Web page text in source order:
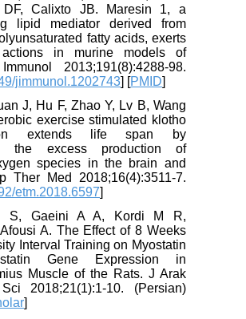
DF, Calixto JB. Maresin 1, a
lipid mediator derived from
fatty acids, exerts
actions in murine models of
2013;191(8):4288-98.
jimmunol.1202743] [PMID
J, Hu F, Zhao Y, Lv B, Wang
exercise stimulated klotho
extends life span by
the excess production of
species in the brain and
Ther Med 2018;16(4):3511-7.
etm.2018.6597
S, Gaeini A A, Kordi M R,
Afousi A. The Effect of 8 Weeks
Interval Training on Myostatin
Gene Expression in
Muscle of the Rats. J Arak
2018;21(1):1-10. (Persian)